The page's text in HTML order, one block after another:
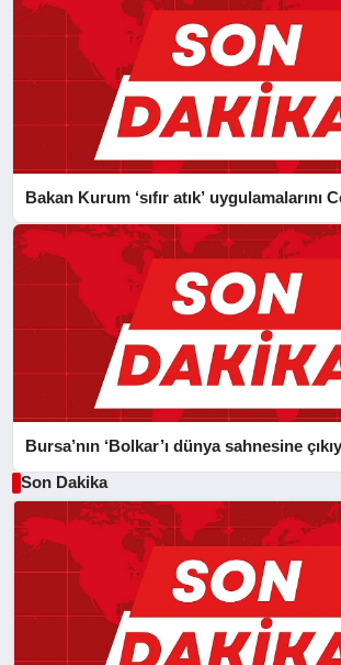
Bakan Kurum ‘sıfır atık’ uygulamalarını
Bursa’nın ‘Bolkar’ı dünya sahnesine
Son Dakika